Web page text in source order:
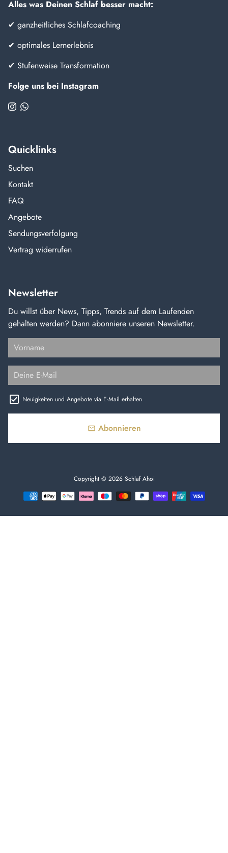
Alles was Deinen Schlaf besser macht:
✔ ganzheitliches Schlafcoaching
✔ optimales Lernerlebnis
✔ Stufenweise Transformation
Folge uns bei Instagram
Quicklinks
Suchen
Kontakt
FAQ
Angebote
Sendungsverfolgung
Vertrag widerrufen
Newsletter
Du willst über News, Tipps, Trends auf dem Laufenden
gehalten werden? Dann abonniere unseren Newsletter.
Neuigkeiten und Angebote via E-Mail erhalten
email Abonnieren
Copyright © 2026 Schlaf Ahoi
Zahlungsmethoden